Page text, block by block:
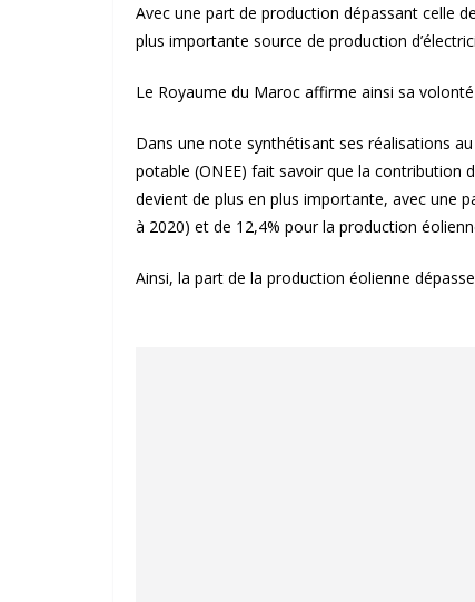
Avec une part de production dépassant celle
plus importante source de production
Le Royaume du Maroc affirme ainsi sa
Dans une note synthétisant ses réalisations au
potable (ONEE) fait savoir que la contribution
devient de plus en plus importante, avec une
à 2020) et de 12,4% pour la production
Ainsi, la part de la production éolienne